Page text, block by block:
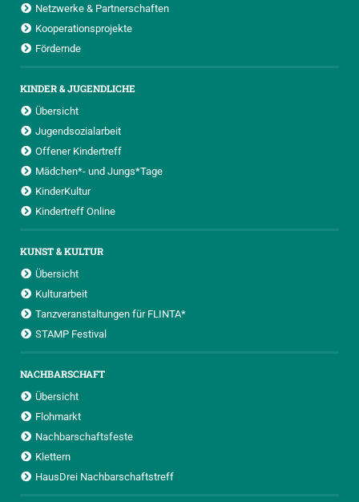
Netzwerke & Partnerschaften
Kooperationsprojekte
Fördernde
KINDER & JUGENDLICHE
Übersicht
Jugendsozialarbeit
Offener Kindertreff
Mädchen*- und Jungs*Tage
KinderKultur
Kindertreff Online
KUNST & KULTUR
Übersicht
Kulturarbeit
Tanzveranstaltungen für FLINTA*
STAMP Festival
NACHBARSCHAFT
Übersicht
Flohmarkt
Nachbarschaftsfeste
Klettern
HausDrei Nachbarschaftstreff